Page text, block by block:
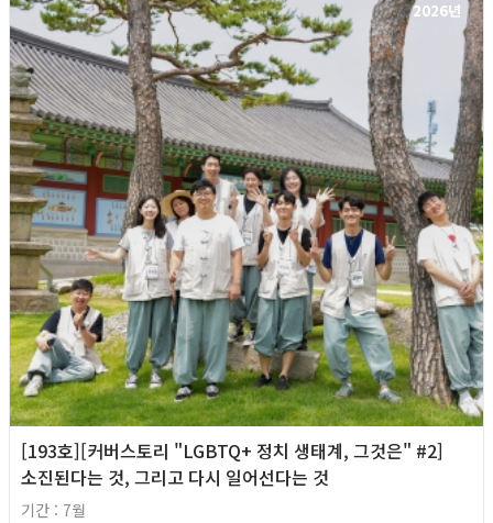
2026년
[193호][커버스토리 "LGBTQ+ 정치 생태계, 그것은" #2]
소진된다는 것, 그리고 다시 일어선다는 것
기간 : 7월